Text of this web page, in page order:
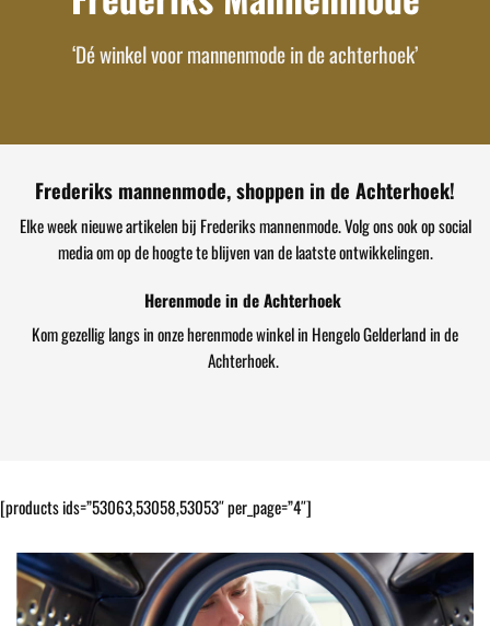
‘Dé winkel voor mannenmode in de achterhoek’
Frederiks mannenmode, shoppen in de Achterhoek!
Elke week nieuwe artikelen bij Frederiks mannenmode. Volg ons ook op social
media om op de hoogte te blijven van de laatste ontwikkelingen.
Herenmode in de Achterhoek
Kom gezellig langs in onze herenmode winkel in Hengelo Gelderland in de
Achterhoek.
[products ids=”53063,53058,53053″ per_page=”4″]